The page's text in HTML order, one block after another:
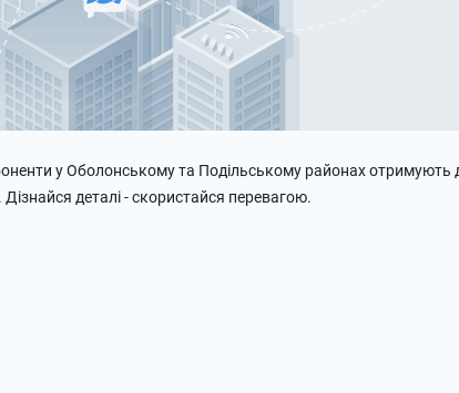
у Оболонському та Подільському районах отримують
деталі - скористайся перевагою.